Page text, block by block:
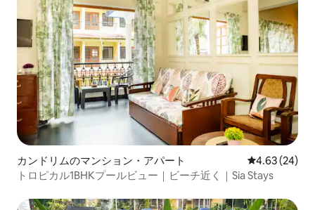
カンドリムのマンション・アパート レビュー24
4.63 (24)
トロピカル1BHKプールビュー｜ビーチ近く｜Sia Stays